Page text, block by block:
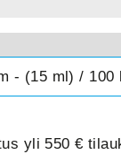
yli 550 €